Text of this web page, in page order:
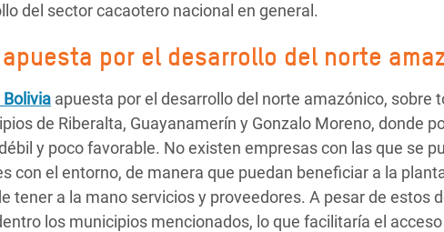
del sector cacaotero nacional en general.
apuesta por el desarrollo del norte
Bolivia apuesta por el desarrollo del norte amazónico, sobre
de Riberalta, Guayanamerín y Gonzalo Moreno, donde
y poco favorable. No existen empresas con las que se
con el entorno, de manera que puedan beneficiar a la
tener a la mano servicios y proveedores. A pesar de estos
los municipios mencionados, lo que facilitaría el